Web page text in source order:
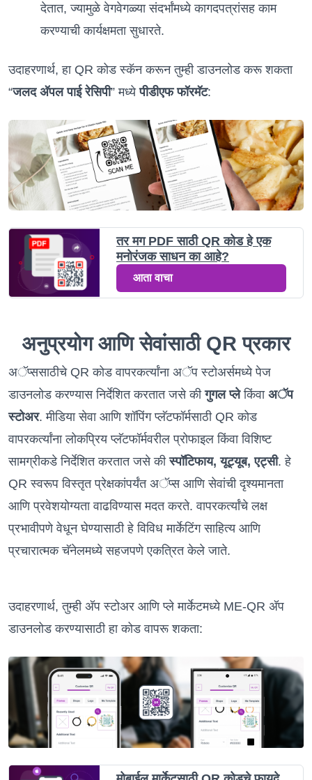
देतात, ज्यामुळे वेगवेगळ्या संदर्भांमध्ये कागदपत्रांसह काम
करण्याची कार्यक्षमता सुधारते.
उदाहरणार्थ, हा QR कोड स्कॅन करून तुम्ही डाउनलोड करू शकता
“जलद अ‍ॅपल पाई रेसिपी” मध्येपीडीएफ फॉरमॅट:
तर मग PDF साठी QR कोड हे एक
मनोरंजक साधन का आहे?
आता वाचा
अनुप्रयोग आणि सेवांसाठी QR प्रकार
अॅप्ससाठीचे QR कोड वापरकर्त्यांना अॅप स्टोअर्समध्ये पेज
डाउनलोड करण्यास निर्देशित करतात जसे कीगुगल प्लेकिंवा अॅप
स्टोअर. मीडिया सेवा आणि शॉपिंग प्लॅटफॉर्मसाठी QR कोड
वापरकर्त्यांना लोकप्रिय प्लॅटफॉर्मवरील प्रोफाइल किंवा विशिष्ट
सामग्रीकडे निर्देशित करतात जसे कीस्पॉटिफाय, यूट्यूब, एट्सी. हे
QR स्वरूप विस्तृत प्रेक्षकांपर्यंत अॅप्स आणि सेवांची दृश्यमानता
आणि प्रवेशयोग्यता वाढविण्यास मदत करते. वापरकर्त्यांचे लक्ष
प्रभावीपणे वेधून घेण्यासाठी हे विविध मार्केटिंग साहित्य आणि
प्रचारात्मक चॅनेलमध्ये सहजपणे एकत्रित केले जाते.
उदाहरणार्थ, तुम्ही अ‍ॅप स्टोअर आणि प्ले मार्केटमध्ये ME-QR अ‍ॅप
डाउनलोड करण्यासाठी हा कोड वापरू शकता: